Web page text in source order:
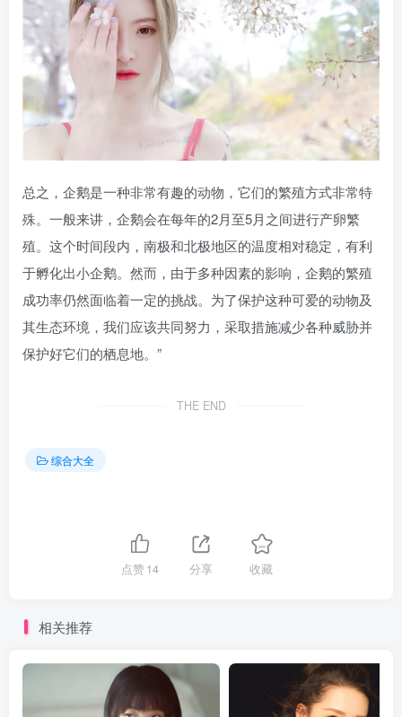
总之，企鹅是一种非常有趣的动物，它们的繁殖方式非常特
殊。一般来讲，企鹅会在每年的2月至5月之间进行产卵繁
殖。这个时间段内，南极和北极地区的温度相对稳定，有利
于孵化出小企鹅。然而，由于多种因素的影响，企鹅的繁殖
成功率仍然面临着一定的挑战。为了保护这种可爱的动物及
其生态环境，我们应该共同努力，采取措施减少各种威胁并
保护好它们的栖息地。”
THE END
综合大全
点赞14 分享 收藏
相关推荐